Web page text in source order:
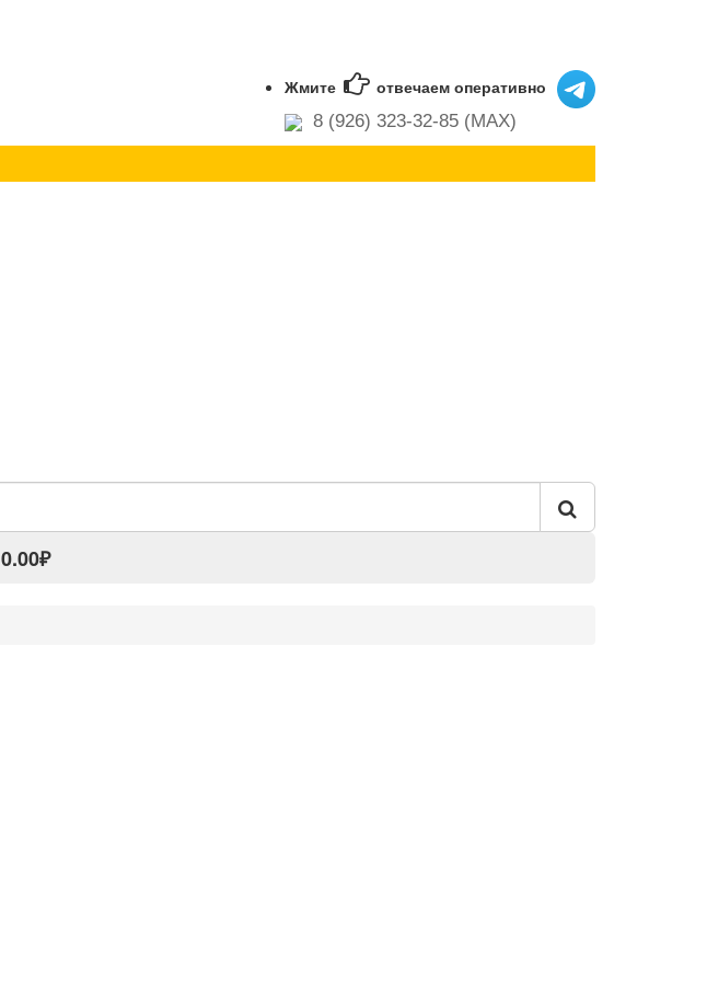
Жмите отвечаем оперативно
8 (926) 323-32-85 (MAX)
0.00₽